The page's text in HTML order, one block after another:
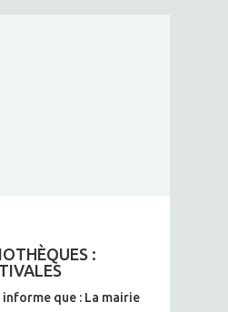
:
que : La mairie